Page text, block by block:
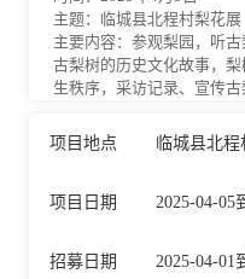
主题：临城县北程村梨花展
主要内容：参观梨园，听
古梨树的历史文化故事，
生秩序，采访记录、宣传古
项目地点 临城县北
项目日期 2025-04-05
招募日期 2025-04-01